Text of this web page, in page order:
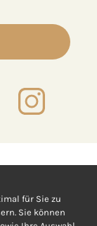
für Sie zu
Sie können